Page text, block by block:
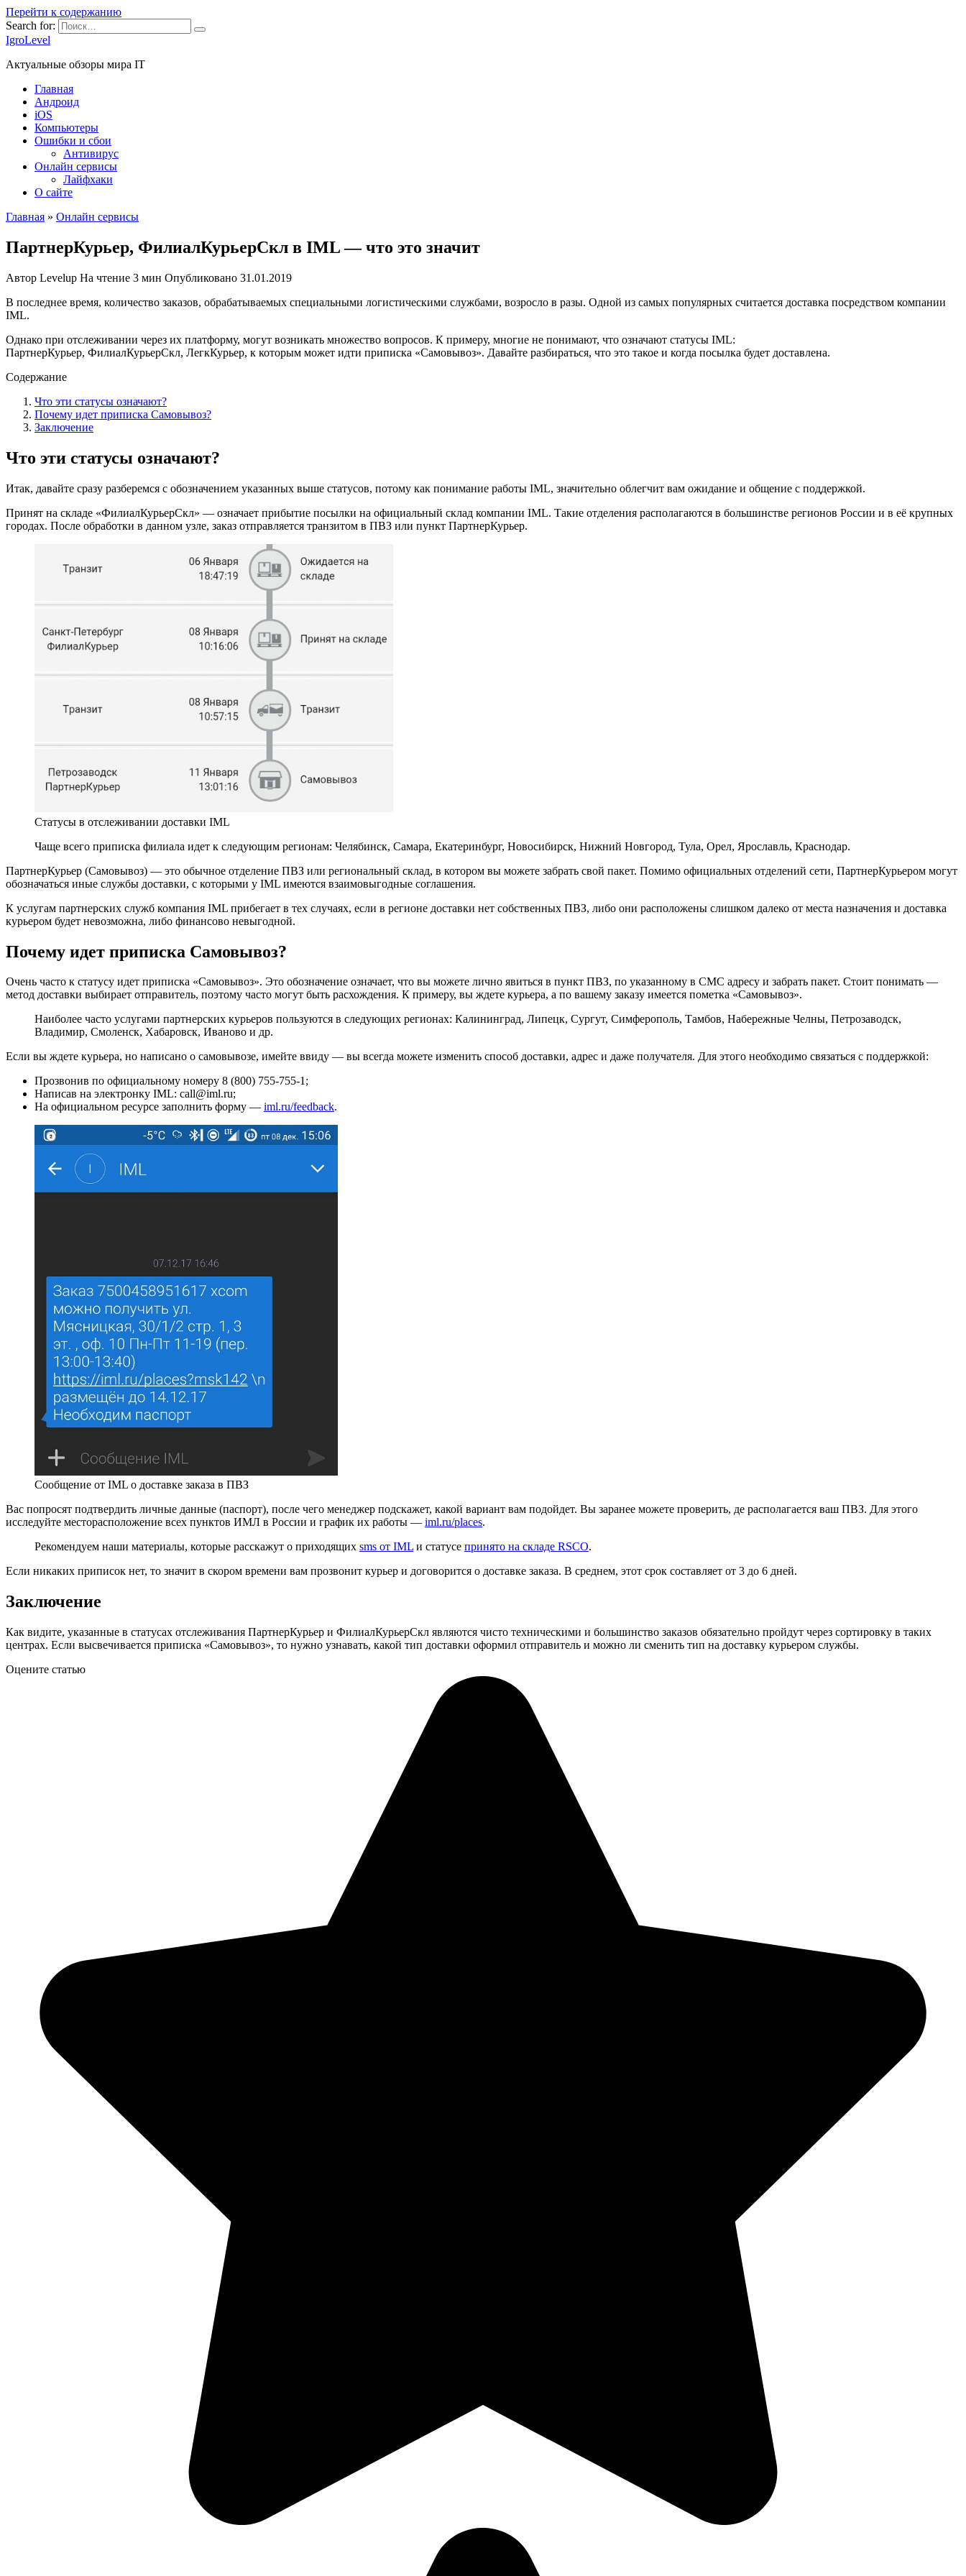
Перейти к содержанию
Search for:
IgroLevel
Актуальные обзоры мира IT
Главная
Андроид
iOS
Компьютеры
Ошибки и сбои
Антивирус
Онлайн сервисы
Лайфхаки
О сайте
Главная » Онлайн сервисы
ПартнерКурьер, ФилиалКурьерСкл в IML — что это значит
Автор Levelup На чтение 3 мин Опубликовано 31.01.2019
В последнее время, количество заказов, обрабатываемых специальными логистическими службами, возросло в разы. Одной из самых популярных считается доставка посредством компании
IML.
Однако при отслеживании через их платформу, могут возникать множество вопросов. К примеру, многие не понимают, что означают статусы IML:
ПартнерКурьер, ФилиалКурьерСкл, ЛегкКурьер, к которым может идти приписка «Самовывоз». Давайте разбираться, что это такое и когда посылка будет доставлена.
Содержание
Что эти статусы означают?
Почему идет приписка Самовывоз?
Заключение
Что эти статусы означают?
Итак, давайте сразу разберемся с обозначением указанных выше статусов, потому как понимание работы IML, значительно облегчит вам ожидание и общение с поддержкой.
Принят на складе «ФилиалКурьерСкл» — означает прибытие посылки на официальный склад компании IML. Такие отделения располагаются в большинстве регионов России и в её крупных
городах. После обработки в данном узле, заказ отправляется транзитом в ПВЗ или пункт ПартнерКурьер.
Статусы в отслеживании доставки IML
Чаще всего приписка филиала идет к следующим регионам: Челябинск, Самара, Екатеринбург, Новосибирск, Нижний Новгород, Тула, Орел, Ярославль, Краснодар.
ПартнерКурьер (Самовывоз) — это обычное отделение ПВЗ или региональный склад, в котором вы можете забрать свой пакет. Помимо официальных отделений сети, ПартнерКурьером могут
обозначаться иные службы доставки, с которыми у IML имеются взаимовыгодные соглашения.
К услугам партнерских служб компания IML прибегает в тех случаях, если в регионе доставки нет собственных ПВЗ, либо они расположены слишком далеко от места назначения и доставка
курьером будет невозможна, либо финансово невыгодной.
Почему идет приписка Самовывоз?
Очень часто к статусу идет приписка «Самовывоз». Это обозначение означает, что вы можете лично явиться в пункт ПВЗ, по указанному в СМС адресу и забрать пакет. Стоит понимать —
метод доставки выбирает отправитель, поэтому часто могут быть расхождения. К примеру, вы ждете курьера, а по вашему заказу имеется пометка «Самовывоз».
Наиболее часто услугами партнерских курьеров пользуются в следующих регионах: Калининград, Липецк, Сургут, Симферополь, Тамбов, Набережные Челны, Петрозаводск,
Владимир, Смоленск, Хабаровск, Иваново и др.
Если вы ждете курьера, но написано о самовывозе, имейте ввиду — вы всегда можете изменить способ доставки, адрес и даже получателя. Для этого необходимо связаться с поддержкой:
Прозвонив по официальному номеру 8 (800) 755-755-1;
Написав на электронку IML: call@iml.ru;
На официальном ресурсе заполнить форму — iml.ru/feedback.
Сообщение от IML о доставке заказа в ПВЗ
Вас попросят подтвердить личные данные (паспорт), после чего менеджер подскажет, какой вариант вам подойдет. Вы заранее можете проверить, де располагается ваш ПВЗ. Для этого
исследуйте месторасположение всех пунктов ИМЛ в России и график их работы — iml.ru/places.
Рекомендуем наши материалы, которые расскажут о приходящих sms от IML и статусе принято на складе RSCO.
Если никаких приписок нет, то значит в скором времени вам прозвонит курьер и договорится о доставке заказа. В среднем, этот срок составляет от 3 до 6 дней.
Заключение
Как видите, указанные в статусах отслеживания ПартнерКурьер и ФилиалКурьерСкл являются чисто техническими и большинство заказов обязательно пройдут через сортировку в таких
центрах. Если высвечивается приписка «Самовывоз», то нужно узнавать, какой тип доставки оформил отправитель и можно ли сменить тип на доставку курьером службы.
Оцените статью